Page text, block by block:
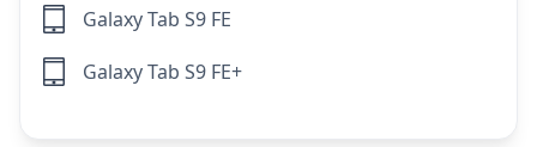
Galaxy Tab S9 FE
Galaxy Tab S9 FE+